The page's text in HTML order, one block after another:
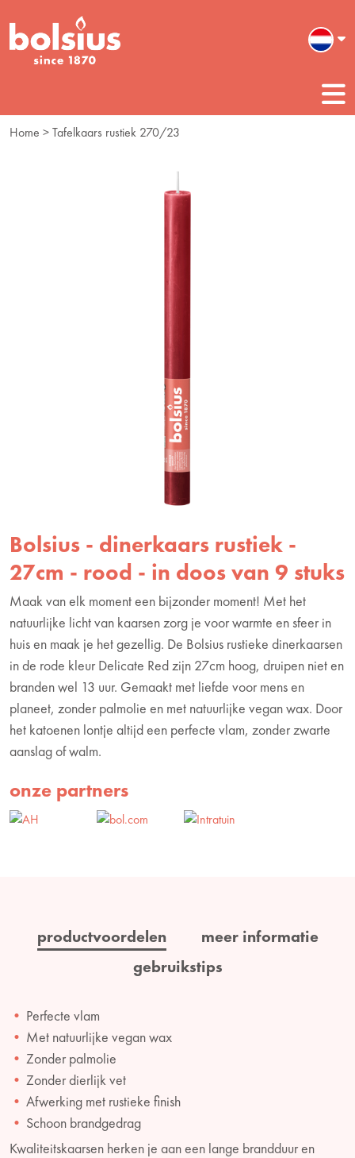
Home > Tafelkaars rustiek 270/23
Bolsius - dinerkaars rustiek -
27cm - rood - in doos van 9 stuks
Maak van elk moment een bijzonder moment! Met het
natuurlijke licht van kaarsen zorg je voor warmte en sfeer in
huis en maak je het gezellig. De Bolsius rustieke dinerkaarsen
in de rode kleur Delicate Red zijn 27cm hoog, druipen niet en
branden wel 13 uur. Gemaakt met liefde voor mens en
planeet, zonder palmolie en met natuurlijke vegan wax. Door
het katoenen lontje altijd een perfecte vlam, zonder zwarte
aanslag of walm.
onze partners
productvoordelen
meer informatie
gebruikstips
Perfecte vlam
Met natuurlijke vegan wax
Zonder palmolie
Zonder dierlijk vet
Afwerking met rustieke finish
Schoon brandgedrag
Kwaliteitskaarsen herken je aan een lange brandduur en